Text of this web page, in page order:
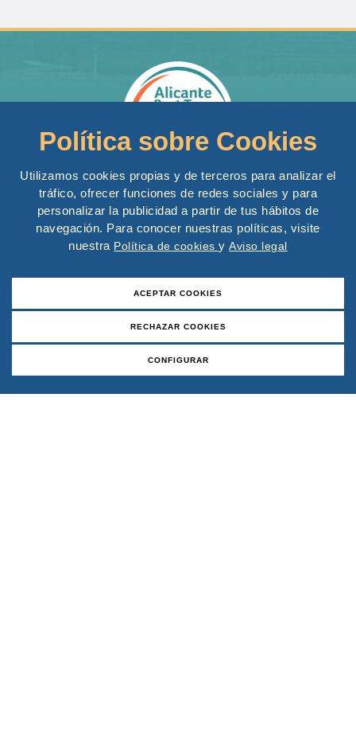
Política sobre Cookies
Utilizamos cookies propias y de terceros para analizar el
tráfico, ofrecer funciones de redes sociales y para
personalizar la publicidad a partir de tus hábitos de
navegación. Para conocer nuestras políticas, visite
nuestra Política de cookiesyAviso legal
ACEPTAR COOKIES
RECHAZAR COOKIES
CONFIGURAR
Kontakt
Excursiones Marítimas SL
Calle Alemania n 3, 03003 Alicante
Tel: +34 694 443 820
Cell: +34 602 519 239
Whatsapp: +34 694 443 820
alicanteboattours@gmail.com
Boat Tours
Tabarca Boat Tour